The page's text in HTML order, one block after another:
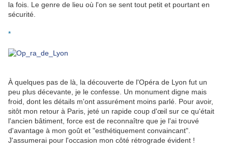
la fois. Le genre de lieu où l'on se sent tout petit et pourtant en
sécurité.
*
À quelques pas de là, la découverte de l'Opéra de Lyon fut un
peu plus décevante, je le confesse. Un monument digne mais
froid, dont les détails m'ont assurément moins parlé. Pour avoir,
sitôt mon retour à Paris, jeté un rapide coup d'œil sur ce qu'était
l'ancien bâtiment, force est de reconnaître que je l'ai trouvé
d'avantage à mon goût et "esthétiquement convaincant".
J'assumerai pour l'occasion mon côté rétrograde évident !